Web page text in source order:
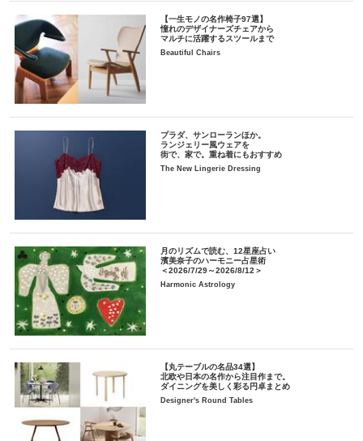
【一生モノの名作椅子97選】
憧れのデザイナーズチェアから
マルチに活躍するスツールまで
Beautiful Chairs
プラダ、サンローランほか。
ランジェリー風ウェアを
街で、家で。重ね着にもおすすめ
The New Lingerie Dressing
月のリズムで読む、12星座占い
濱美奈子のハーモニー占星術
＜2026/7/29～2026/8/12＞
Harmonic Astrology
【丸テーブルの名品34選】
北欧や日本の名作から注目作まで。
ダイニングを美しく彩る円卓まとめ
Designer's Round Tables